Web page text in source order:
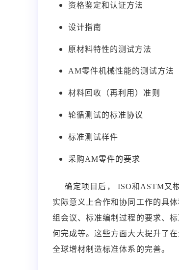
资格鉴定和认证方法
设计指南
原材料特性的测试方法
AM零件机械性能的测试方法
材料回收（再利用）准则
轮循测试的标准协议
标准测试样件
采购AM零件的要求
确定项目后， ISO和ASTM又根
实际意义上合作和协同工作的具
组会议、标准编制过程的要求、
何完成等。这些方面大大提升了
全球增材制造标准体系的完善。